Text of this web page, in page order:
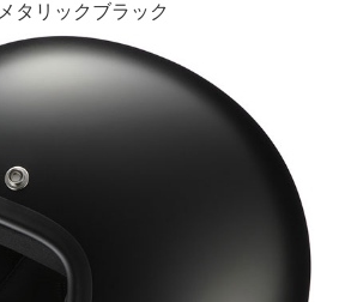
メタリックブラック